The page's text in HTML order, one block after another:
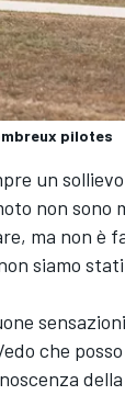
pilotes
un
non sono
ma non è
siamo
che